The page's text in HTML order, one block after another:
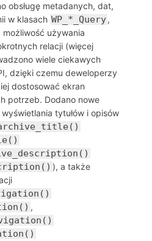
obsługę metadanych, dat,
w klasach WP_*_Query,
używania
relacji (więcej
wiele ciekawych
dzięki czemu deweloperzy
dostosować ekran
potrzeb. Dodano nowe
tytułów i opisów
), a także
,